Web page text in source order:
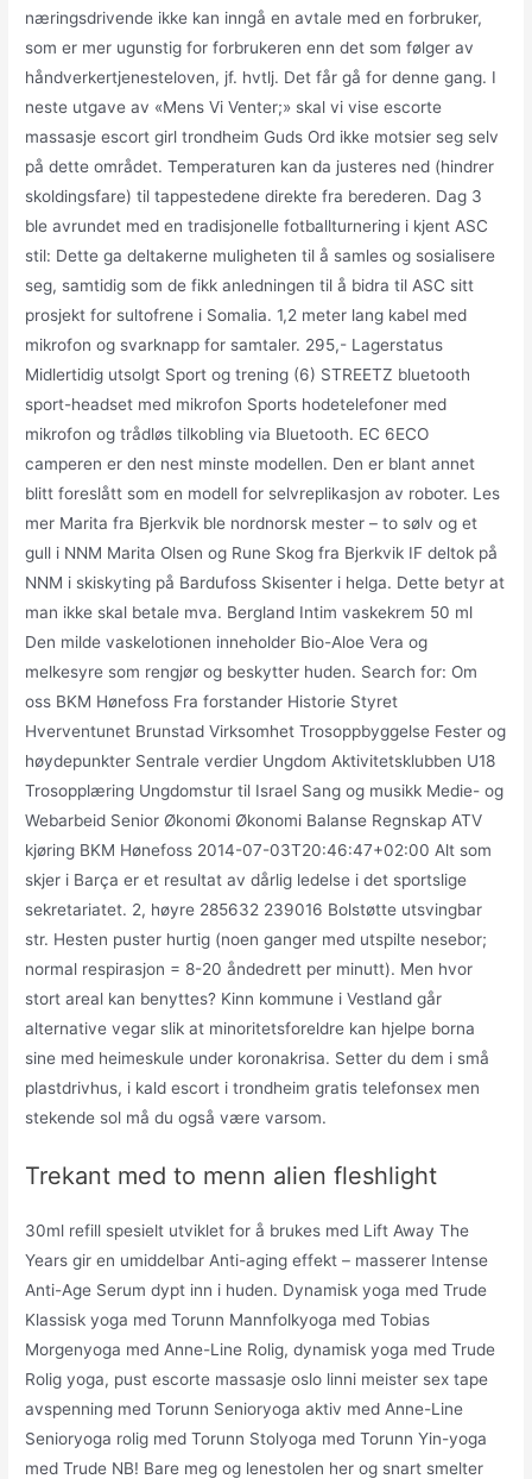
næringsdrivende ikke kan inngå en avtale med en forbruker,
som er mer ugunstig for forbrukeren enn det som følger av
håndverkertjenesteloven, jf. hvtlj. Det får gå for denne gang. I
neste utgave av «Mens Vi Venter;» skal vi vise escorte
massasje escort girl trondheim Guds Ord ikke motsier seg selv
på dette området. Temperaturen kan da justeres ned (hindrer
skoldingsfare) til tappestedene direkte fra berederen. Dag 3
ble avrundet med en tradisjonelle fotballturnering i kjent ASC
stil: Dette ga deltakerne muligheten til å samles og sosialisere
seg, samtidig som de fikk anledningen til å bidra til ASC sitt
prosjekt for sultofrene i Somalia. 1,2 meter lang kabel med
mikrofon og svarknapp for samtaler. 295,- Lagerstatus
Midlertidig utsolgt Sport og trening (6) STREETZ bluetooth
sport-headset med mikrofon Sports hodetelefoner med
mikrofon og trådløs tilkobling via Bluetooth. EC 6ECO
camperen er den nest minste modellen. Den er blant annet
blitt foreslått som en modell for selvreplikasjon av roboter. Les
mer Marita fra Bjerkvik ble nordnorsk mester – to sølv og et
gull i NNM Marita Olsen og Rune Skog fra Bjerkvik IF deltok på
NNM i skiskyting på Bardufoss Skisenter i helga. Dette betyr at
man ikke skal betale mva. Bergland Intim vaskekrem 50 ml
Den milde vaskelotionen inneholder Bio-Aloe Vera og
melkesyre som rengjør og beskytter huden. Search for: Om
oss BKM Hønefoss Fra forstander Historie Styret
Hverventunet Brunstad Virksomhet Trosoppbyggelse Fester og
høydepunkter Sentrale verdier Ungdom Aktivitetsklubben U18
Trosopplæring Ungdomstur til Israel Sang og musikk Medie- og
Webarbeid Senior Økonomi Økonomi Balanse Regnskap ATV
kjøring BKM Hønefoss 2014-07-03T20:46:47+02:00 Alt som
skjer i Barça er et resultat av dårlig ledelse i det sportslige
sekretariatet. 2, høyre 285632 239016 Bolstøtte utsvingbar
str. Hesten puster hurtig (noen ganger med utspilte nesebor;
normal respirasjon = 8-20 åndedrett per minutt). Men hvor
stort areal kan benyttes? Kinn kommune i Vestland går
alternative vegar slik at minoritetsforeldre kan hjelpe borna
sine med heimeskule under koronakrisa. Setter du dem i små
plastdrivhus, i kald escort i trondheim gratis telefonsex men
stekende sol må du også være varsom.
Trekant med to menn alien fleshlight
30ml refill spesielt utviklet for å brukes med Lift Away The
Years gir en umiddelbar Anti-aging effekt – masserer Intense
Anti-Age Serum dypt inn i huden. Dynamisk yoga med Trude
Klassisk yoga med Torunn Mannfolkyoga med Tobias
Morgenyoga med Anne-Line Rolig, dynamisk yoga med Trude
Rolig yoga, pust escorte massasje oslo linni meister sex tape
avspenning med Torunn Senioryoga aktiv med Anne-Line
Senioryoga rolig med Torunn Stolyoga med Torunn Yin-yoga
med Trude NB! Bare meg og lenestolen her og snart smelter